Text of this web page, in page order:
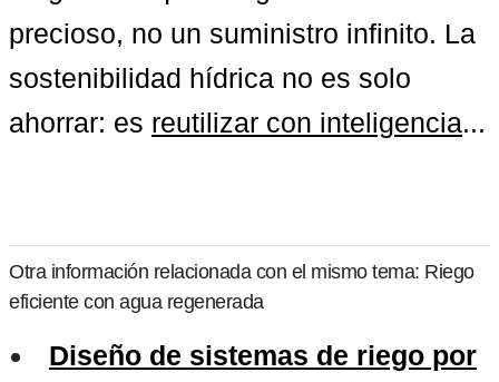
precioso, no un suministro infinito. La
sostenibilidad hídrica no es solo
ahorrar: es reutilizar con inteligencia...
Otra información relacionada con el mismo tema: Riego
eficiente con agua regenerada
Diseño de sistemas de riego por